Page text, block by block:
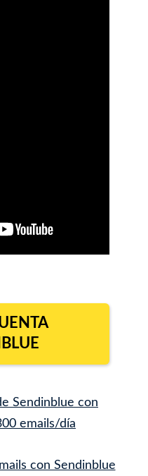
Sendinblue con
emails/día
con Sendinblue